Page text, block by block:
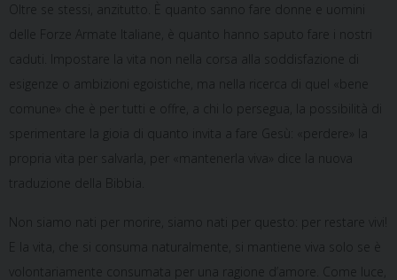
Oltre se stessi, anzitutto. È quanto sanno fare donne e uomini
delle Forze Armate Italiane, è quanto hanno saputo fare i nostri
caduti. Impostare la vita non nella corsa alla soddisfazione di
esigenze o ambizioni egoistiche, ma nella ricerca di quel «bene
comune» che è per tutti e offre, a chi lo persegua, la possibilità di
sperimentare la gioia di quanto invita a fare Gesù: «perdere» la
propria vita per salvarla, per «mantenerla viva» dice la nuova
traduzione della Bibbia.
Non siamo nati per morire, siamo nati per questo: per restare vivi!
E la vita, che si consuma naturalmente, si mantiene viva solo se è
volontariamente consumata per una ragione d’amore. Come luce,